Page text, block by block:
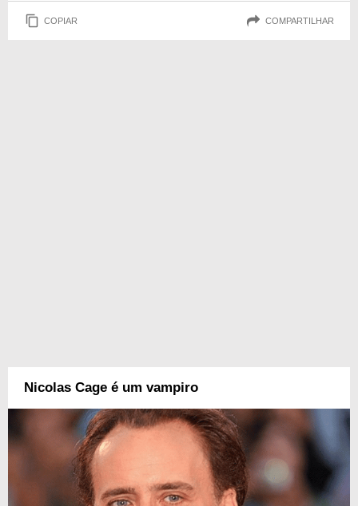
COPIAR COMPARTILHAR
Nicolas Cage é um vampiro